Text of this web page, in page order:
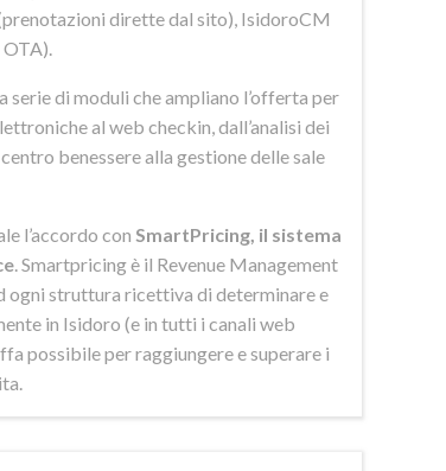
dirette dal sito), IsidoroCM
serie di moduli che ampliano l’offerta per
al web checkin, dall’analisi dei
benessere alla gestione delle sale
l’accordo con SmartPricing, il sistema
. Smartpricing è il Revenue Management
ogni struttura ricettiva di determinare e
in Isidoro (e in tutti i canali web
possibile per raggiungere e superare i